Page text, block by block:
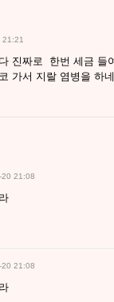
21:21
진짜로 한번 세금 들
가서 지랄 염병을 하네
20 21:08
20 21:08